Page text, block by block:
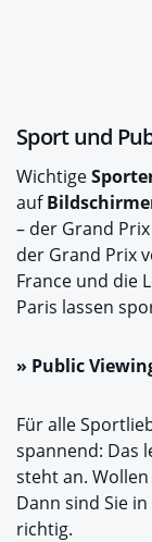
Sport und
Wichtige
auf
– der Grand
der Grand Prix
France und die
Paris lassen
» Public
Für alle
spannend: Das
steht an.
Dann sind Sie
richtig.